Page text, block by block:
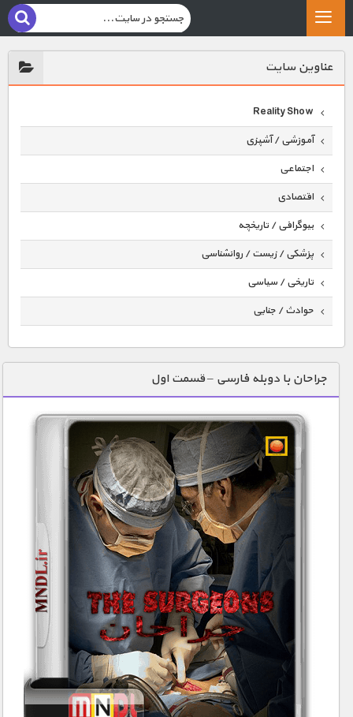
عناوين سايت
Reality Show
آموزشی / آشپزی
اجتماعی
اقتصادی
بیوگرافی / تاریخچه
پزشکی / زیست / روانشناسی
تاریخی / سیاسی
حوادث / جنایی
دنیای خوراکی ها
زمین شناسی / محیط زیست
سازه/ معماری/ مهندسی
سرگرمی
شناخت کودکان
علم و فناوری
فرهنگ / هنر
کیهان / نجوم
ماورایی
مسابقات / ورزشی
مستند های اختصاصی
جراحان با دوبله فارسی – قسمت اول